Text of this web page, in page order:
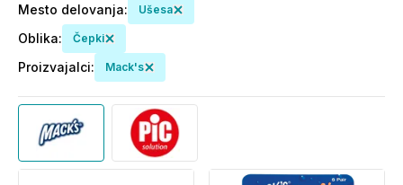
Mesto delovanja: Ušesa
Oblika: Čepki
Proizvajalci: Mack's